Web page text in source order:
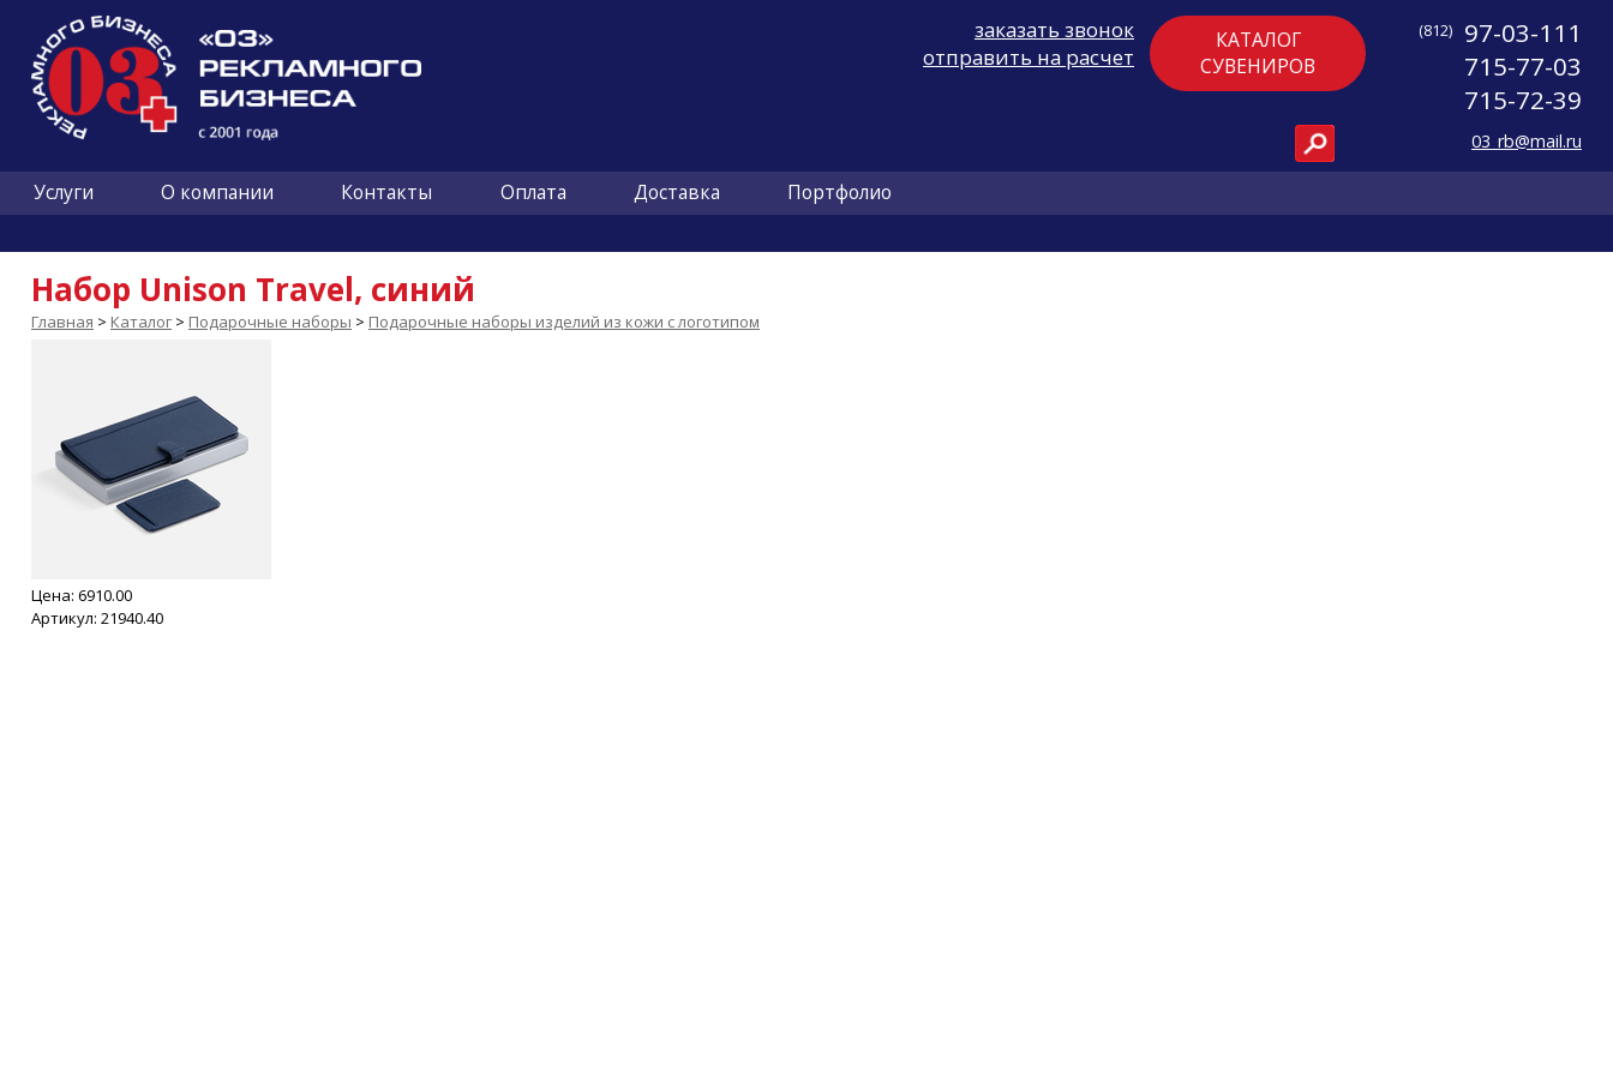
(812)
97-03-111
715-77-03
715-72-39
03_rb@mail.ru
КАТАЛОГ
СУВЕНИРОВ
заказать звонок
отправить на расчет
Услуги О компании Контакты Оплата Доставка Портфолио
Набор Unison Travel, синий
Главная > Каталог > Подарочные наборы > Подарочные наборы изделий из кожи с логотипом
Цена: 6910.00
Артикул: 21940.40